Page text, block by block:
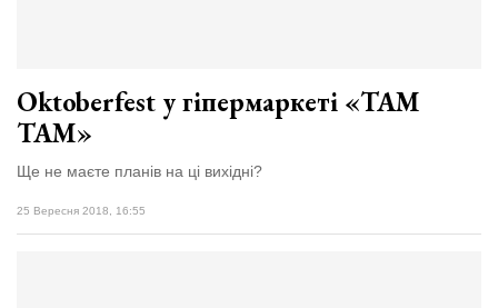
Oktoberfest у гіпермаркеті «ТАМ
ТАМ»
Ще не маєте планів на ці вихідні?
25 Вересня 2018, 16:55